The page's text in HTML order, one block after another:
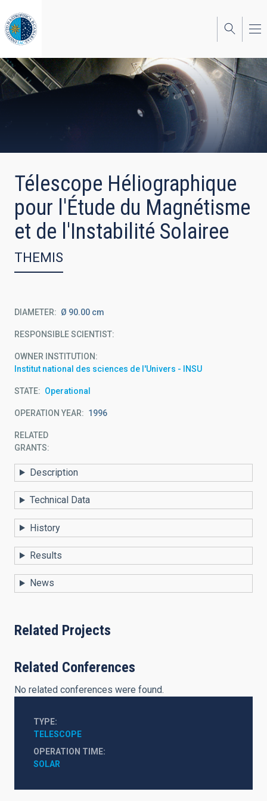
to
main
content
Télescope Héliographique
pour l'Étude du Magnétisme
et de l'Instabilité Solairee
THEMIS
DIAMETER Ø 90.00 cm
RESPONSIBLE SCIENTIST
OWNER INSTITUTION
Institut national des sciences de l'Univers - INSU
STATE Operational
OPERATION YEAR 1996
RELATED
GRANTS:
Description
Technical Data
History
Results
News
Related Projects
Related Conferences
No related conferences were found.
TYPE
TELESCOPE
OPERATION TIME
SOLAR